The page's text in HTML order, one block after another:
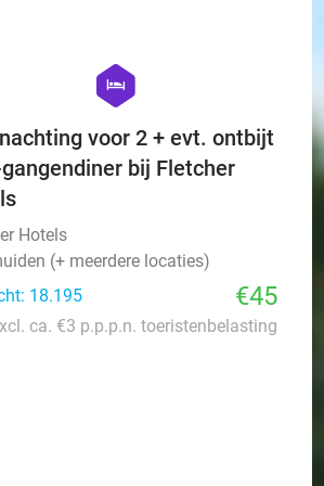
hexagon
hotel
voor 2 + evt. ontbijt
bij Fletcher
Hotels
(+ meerdere locaties)
18.195
€45
ca. €3 p.p.p.n. toeristenbelasting